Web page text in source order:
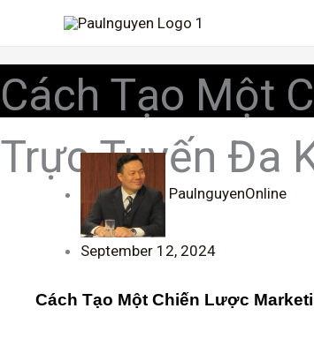
content
Cách Tạo Một
Trực Tuyến Đa
PaulnguyenOnline
September 12, 2024
Cách Tạo Một Chiến Lược